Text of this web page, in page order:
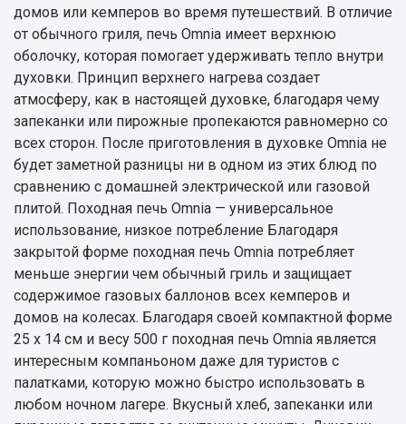
домов или кемперов во время путешествий. В отличие
от обычного гриля, печь Omnia имеет верхнюю
оболочку, которая помогает удерживать тепло внутри
духовки. Принцип верхнего нагрева создает
атмосферу, как в настоящей духовке, благодаря чему
запеканки или пирожные пропекаются равномерно со
всех сторон. После приготовления в духовке Omnia не
будет заметной разницы ни в одном из этих блюд по
сравнению с домашней электрической или газовой
плитой. Походная печь Omnia — универсальное
использование, низкое потребление Благодаря
закрытой форме походная печь Omnia потребляет
меньше энергии чем обычный гриль и защищает
содержимое газовых баллонов всех кемперов и
домов на колесах. Благодаря своей компактной форме
25 x 14 см и весу 500 г походная печь Omnia является
интересным компаньоном даже для туристов с
палатками, которую можно быстро использовать в
любом ночном лагере. Вкусный хлеб, запеканки или